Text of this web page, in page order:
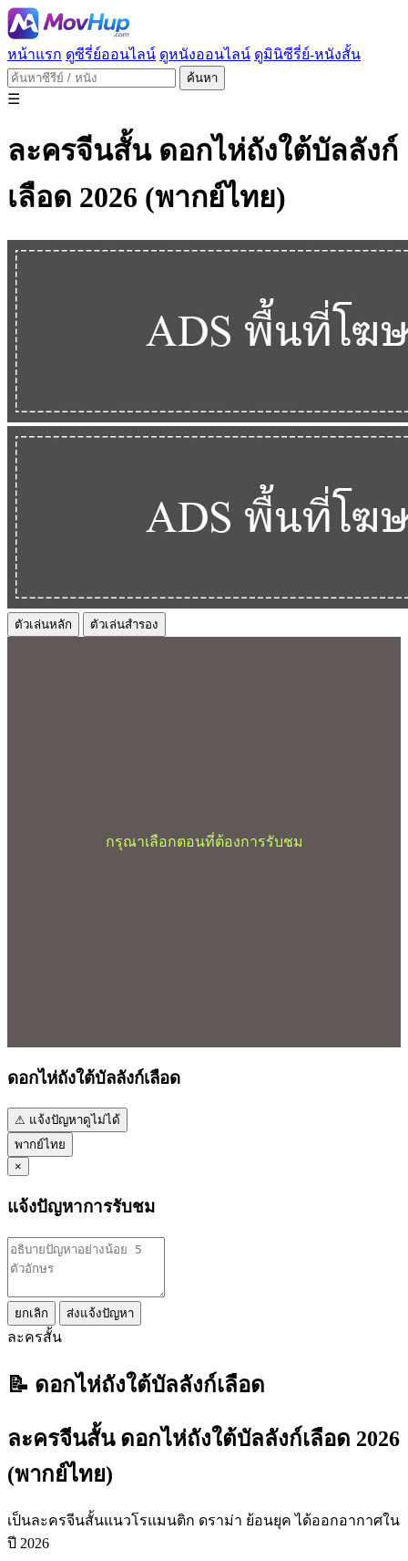
หน้าแรก ดูซีรี่ย์ออนไลน์ ดูหนังออนไลน์ ดูมินิซีรี่ย์-หนังสั้น
ค้นหา
☰
ละครจีนสั้น ดอกไห่ถังใต้บัลลังก์
เลือด 2026 (พากย์ไทย)
ตัวเล่นหลัก ตัวเล่นสำรอง
กรุณาเลือกตอนที่ต้องการรับชม
ดอกไห่ถังใต้บัลลังก์เลือด
⚠ แจ้งปัญหาดูไม่ได้
พากย์ไทย
×
แจ้งปัญหาการรับชม
ยกเลิก ส่งแจ้งปัญหา
ละครสั้น
📝 ดอกไห่ถังใต้บัลลังก์เลือด
ละครจีนสั้น ดอกไห่ถังใต้บัลลังก์เลือด 2026
(พากย์ไทย)
เป็นละครจีนสั้นแนวโรแมนติก ดราม่า ย้อนยุค ได้ออกอากาศใน
ปี 2026